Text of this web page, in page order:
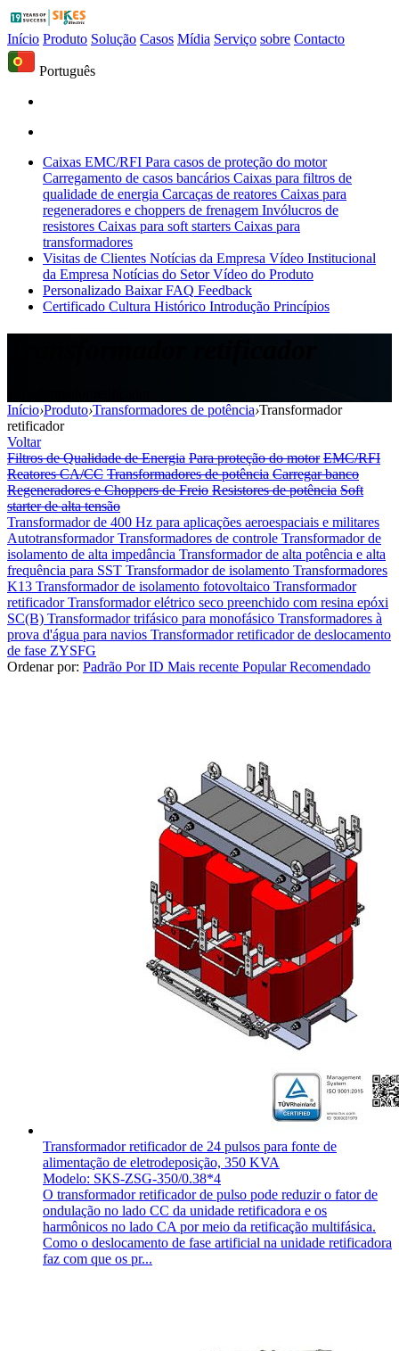
Início Produto Solução Casos Mídia Serviço sobre Contacto
Português
Caixas EMC/RFI Para casos de proteção do motor
Carregamento de casos bancários Caixas para filtros de
qualidade de energia Carcaças de reatores Caixas para
regeneradores e choppers de frenagem Invólucros de
resistores Caixas para soft starters Caixas para
transformadores
Visitas de Clientes Notícias da Empresa Vídeo Institucional
da Empresa Notícias do Setor Vídeo do Produto
Personalizado Baixar FAQ Feedback
Certificado Cultura Histórico Introdução Princípios
Início›Produto›Transformadores de potência›Transformador
retificador
Voltar
Filtros de Qualidade de Energia Para proteção do motor EMC/RFI
Reatores CA/CC Transformadores de potência Carregar banco
Regeneradores e Choppers de Freio Resistores de potência Soft
starter de alta tensão
Transformador de 400 Hz para aplicações aeroespaciais e militares
AutotransformadorTransformadores de controle Transformador de
isolamento de alta impedância Transformador de alta potência e alta
frequência para SST Transformador de isolamento Transformadores
K13 Transformador de isolamento fotovoltaico Transformador
retificadorTransformador elétrico seco preenchido com resina epóxi
SC(B) Transformador trifásico para monofásico Transformadores à
prova d'água para navios Transformador retificador de deslocamento
de fase ZYSFG
Ordenar por: Padrão Por ID Mais recente PopularRecomendado
Transformador retificador de 24 pulsos para fonte de
alimentação de eletrodeposição, 350 KVA
Modelo: SKS-ZSG-350/0.38*4
O transformador retificador de pulso pode reduzir o fator de
ondulação no lado CC da unidade retificadora e os
harmônicos no lado CA por meio da retificação multifásica.
Como o deslocamento de fase artificial na unidade retificadora
faz com que os pr...